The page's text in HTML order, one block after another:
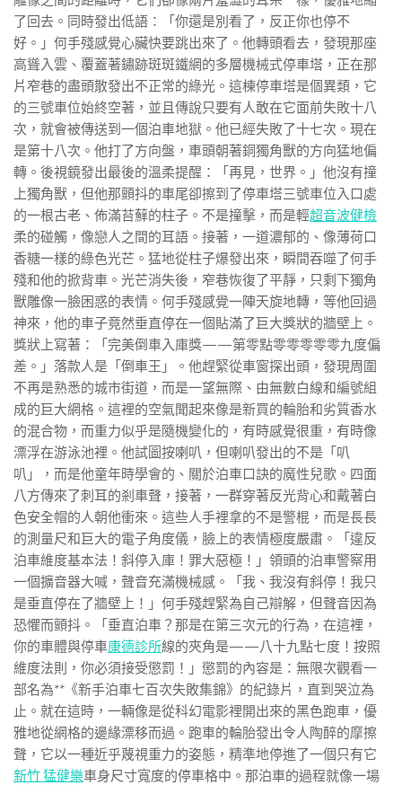
了回去。同時發出低語：「你還是別看了，反正你也停不
好。」何手殘感覺心臟快要跳出來了。他轉頭看去，發現那座
高聳入雲、覆蓋著鏽跡斑斑鐵網的多層機械式停車塔，正在那
片窄巷的盡頭散發出不正常的綠光。這棟停車塔是個異類，它
的三號車位始終空著，並且傳說只要有人敢在它面前失敗十八
次，就會被傳送到一個泊車地獄。他已經失敗了十七次。現在
是第十八次。他打了方向盤，車頭朝著銅獨角獸的方向猛地偏
轉。後視鏡發出最後的溫柔提醒：「再見，世界。」他沒有撞
上獨角獸，但他那顫抖的車尾卻擦到了停車塔三號車位入口處
的一根古老、佈滿苔蘚的柱子。不是撞擊，而是輕超音波健檢
柔的碰觸，像戀人之間的耳語。接著，一道濃郁的、像薄荷口
香糖一樣的綠色光芒。猛地從柱子爆發出來，瞬間吞噬了何手
殘和他的掀背車。光芒消失後，窄巷恢復了平靜，只剩下獨角
獸雕像一臉困惑的表情。何手殘感覺一陣天旋地轉，等他回過
神來，他的車子竟然垂直停在一個貼滿了巨大獎狀的牆壁上。
獎狀上寫著：「完美倒車入庫獎——第零點零零零零零九度偏
差。」落款人是「倒車王」。他趕緊從車窗探出頭，發現周圍
不再是熟悉的城市街道，而是一望無際、由無數白線和編號組
成的巨大網格。這裡的空氣聞起來像是新買的輪胎和劣質香水
的混合物，而重力似乎是隨機變化的，有時感覺很重，有時像
漂浮在游泳池裡。他試圖按喇叭，但喇叭發出的不是「叭
叭」，而是他童年時學會的、關於泊車口訣的魔性兒歌。四面
八方傳來了刺耳的剎車聲，接著，一群穿著反光背心和戴著白
色安全帽的人朝他衝來。這些人手裡拿的不是警棍，而是長長
的測量尺和巨大的電子角度儀，臉上的表情極度嚴肅。「違反
泊車維度基本法！斜停入庫！罪大惡極！」領頭的泊車警察用
一個擴音器大喊，聲音充滿機械感。「我、我沒有斜停！我只
是垂直停在了牆壁上！」何手殘趕緊為自己辯解，但聲音因為
恐懼而顫抖。「垂直泊車？那是在第三次元的行為，在這裡，
你的車體與停車康德診所線的夾角是——八十九點七度！按照
維度法則，你必須接受懲罰！」懲罰的內容是：無限次觀看一
部名為**《新手泊車七百次失敗集錦》的紀錄片，直到哭泣為
止。就在這時，一輛像是從科幻電影裡開出來的黑色跑車，優
雅地從網格的邊緣漂移而過。跑車的輪胎發出令人陶醉的摩擦
聲，它以一種近乎蔑視重力的姿態，精準地停進了一個只有它
新竹 猛健樂車身尺寸寬度的停車格中。那泊車的過程就像一場